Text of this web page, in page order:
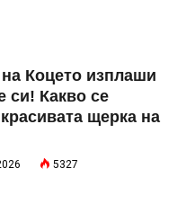
Коцето изплаши
си! Какво се
щерка на
5327